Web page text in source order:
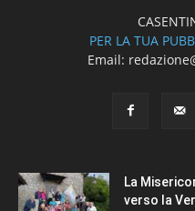
PER LA TUA
Email:
La
verso la